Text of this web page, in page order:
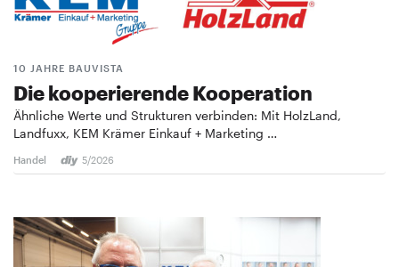
10 JAHRE BAUVISTA
Die kooperierende ­Kooperation
Ähnliche Werte und Strukturen verbinden: Mit HolzLand,
Landfuxx, KEM Krämer Einkauf + Marketing …
Handel 5/2026